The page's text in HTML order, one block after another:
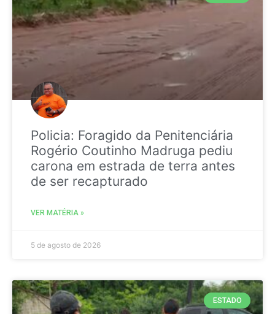
Policia: Foragido da Penitenciária
Rogério Coutinho Madruga pediu
carona em estrada de terra antes
de ser recapturado
VER MATÉRIA »
5 de agosto de 2026
ESTADO